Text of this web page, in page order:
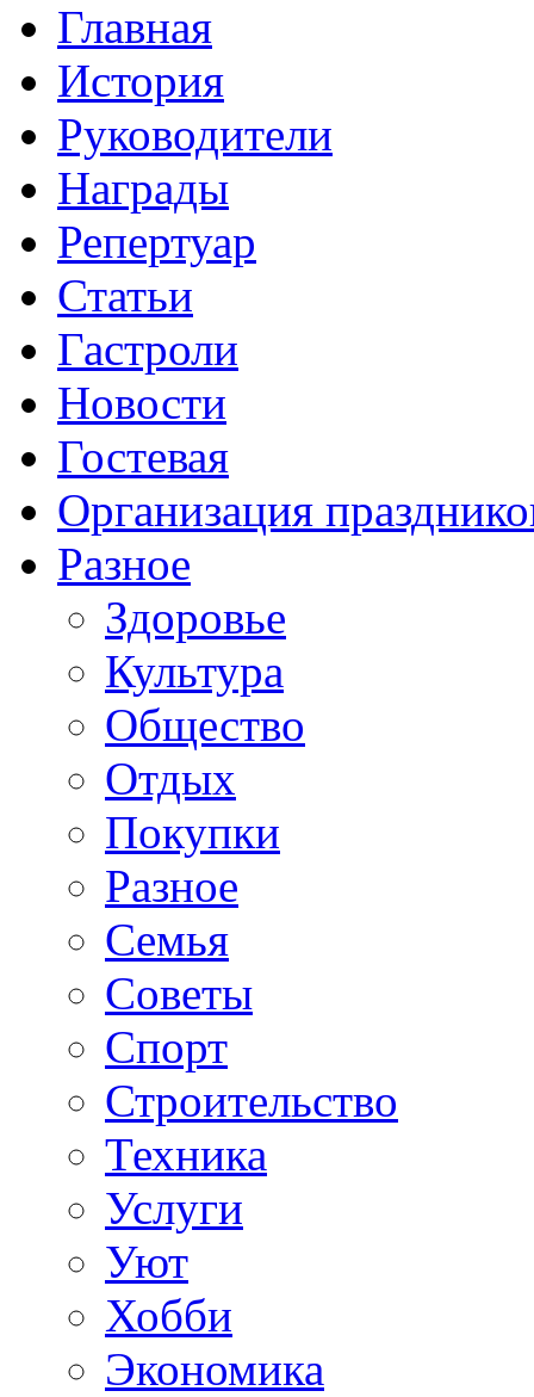
Главная
История
Руководители
Награды
Репертуар
Статьи
Гастроли
Новости
Гостевая
Организация
Разное
Здоровье
Культура
Общество
Отдых
Покупки
Разное
Семья
Советы
Спорт
Строительство
Техника
Услуги
Уют
Хобби
Экономика